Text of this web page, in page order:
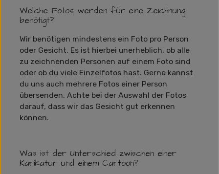
Welche Fotos werden für eine Zeichnung
benötigt?
Wir benötigen mindestens ein Foto pro Person
oder Gesicht. Es ist hierbei unerheblich, ob alle
zu zeichnenden Personen auf einem Foto sind
oder ob du viele Einzelfotos hast. Gerne kannst
du uns auch mehrere Fotos einer Person
übersenden. Achte bei der Auswahl der Fotos
darauf, dass wir das Gesicht gut erkennen
können.
Was ist der Unterschied zwischen einer
Karikatur und einem Cartoon?